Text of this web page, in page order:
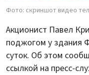
Фото: скриншот видео
Акционист Павел
поджогом у здания
суток. Об этом
ссылкой на пресс-